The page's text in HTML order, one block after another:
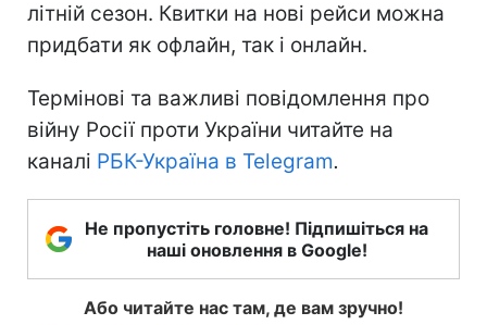
літній сезон. Квитки на нові рейси можна
придбати як офлайн, так і онлайн.
Термінові та важливі повідомлення про
війну Росії проти України читайте на
каналі РБК-Україна в Telegram.
Не пропустіть головне! Підпишіться на
наші оновлення в Google!
Або читайте нас там, де вам зручно!